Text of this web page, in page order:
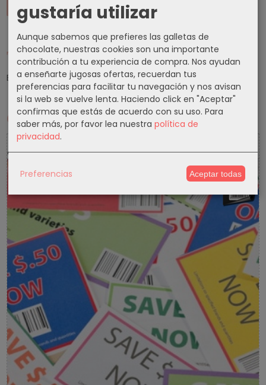
Tu Carrito (0)
El carrito de la compra está vacío
Cupones
-5%
gustaría utilizar
Aunque sabemos que prefieres las galletas de
chocolate, nuestras cookies son una importante
contribución a tu experiencia de compra. Nos ayudan
a enseñarte jugosas ofertas, recuerdan tus
preferencias para facilitar tu navegación y nos avisan
si la web se vuelve lenta. Haciendo click en "Aceptar"
confirmas que estás de acuerdo con su uso. Para
saber más, por favor lea nuestra política de
privacidad.
Preferencias Aceptar todas